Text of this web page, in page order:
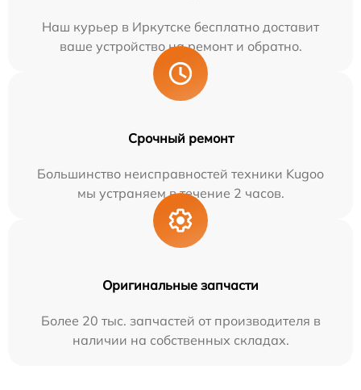
Наш курьер в Иркутске бесплатно доставит
ваше устройство на ремонт и обратно.
Срочный ремонт
Большинство неисправностей техники Kugoo
мы устраняем в течение 2 часов.
Оригинальные запчасти
Более 20 тыс. запчастей от производителя в
наличии на собственных складах.